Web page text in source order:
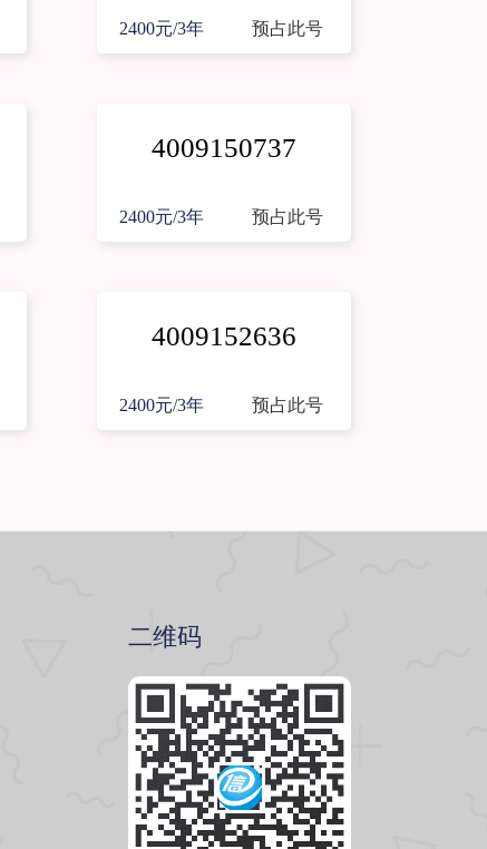
2400元/3年 预占此号
4009150737
2400元/3年 预占此号
4009152636
2400元/3年 预占此号
二维码